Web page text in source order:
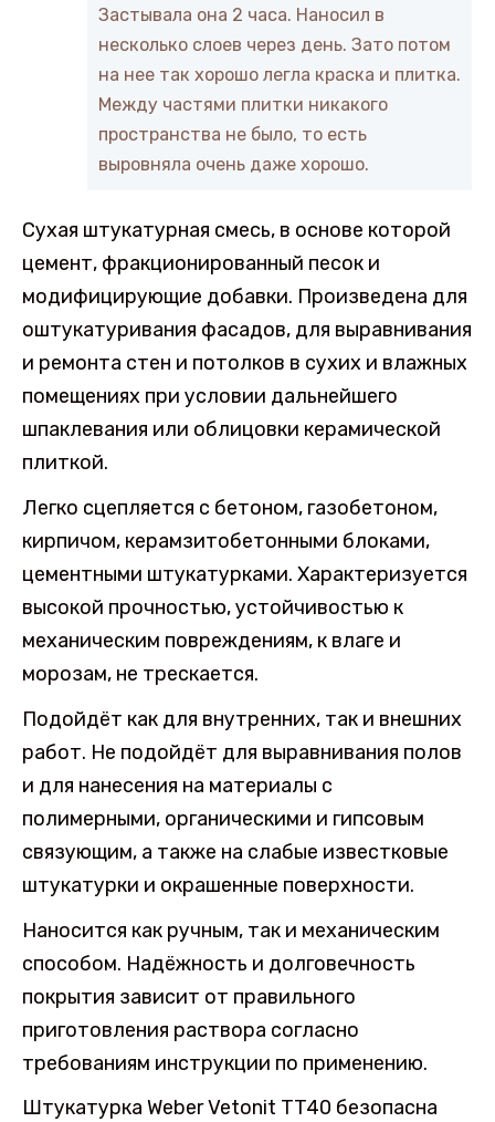
Застывала она 2 часа. Наносил в
несколько слоев через день. Зато потом
на нее так хорошо легла краска и плитка.
Между частями плитки никакого
пространства не было, то есть
выровняла очень даже хорошо.
Сухая штукатурная смесь, в основе которой
цемент, фракционированный песок и
модифицирующие добавки. Произведена для
оштукатуривания фасадов, для выравнивания
и ремонта стен и потолков в сухих и влажных
помещениях при условии дальнейшего
шпаклевания или облицовки керамической
плиткой.
Легко сцепляется с бетоном, газобетоном,
кирпичом, керамзитобетонными блоками,
цементными штукатурками. Характеризуется
высокой прочностью, устойчивостью к
механическим повреждениям, к влаге и
морозам, не трескается.
Подойдёт как для внутренних, так и внешних
работ. Не подойдёт для выравнивания полов
и для нанесения на материалы с
полимерными, органическими и гипсовым
связующим, а также на слабые известковые
штукатурки и окрашенные поверхности.
Наносится как ручным, так и механическим
способом. Надёжность и долговечность
покрытия зависит от правильного
приготовления раствора согласно
требованиям инструкции по применению.
Штукатурка Weber Vetonit TT40 безопасна